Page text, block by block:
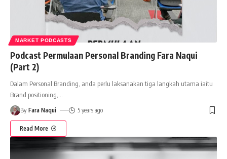
MARKET PODCASTS
Podcast Permulaan Personal Branding Fara Naqui
(Part 2)
Dalam Personal Branding, anda perlu laksanakan tiga langkah utama iaitu
Brand positioning,
By Fara Naqui 5 years ago
Read More